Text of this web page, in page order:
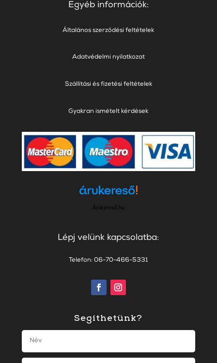
Egyéb információk:
Általános szerződési feltételek
Adatvédelmi nyilatkozat
Szállítási és fizetési feltételek
Gyakran ismételt kérdések
Árukereső.hu
Lépj velünk kapcsolatba:
Telefon: 06-70-466-5331
Segíthetünk?